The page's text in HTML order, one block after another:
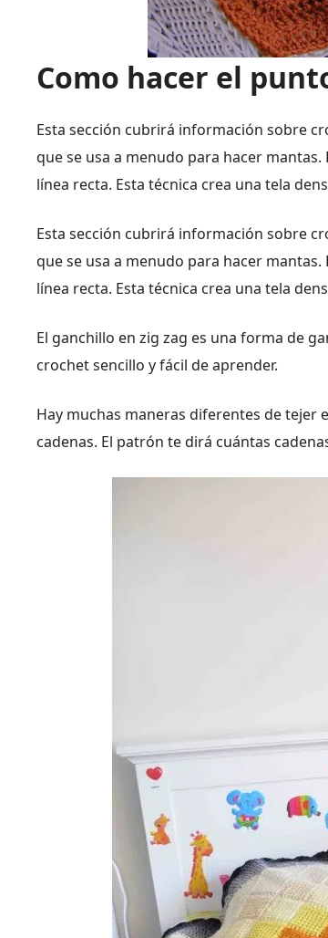
Como hacer el
Esta sección cubrirá información sobre
que se usa a menudo para hacer
línea recta. Esta técnica crea una tela
Esta sección cubrirá información sobre
que se usa a menudo para hacer
línea recta. Esta técnica crea una tela
El ganchillo en zig zag es una forma de
crochet sencillo y fácil de aprender.
Hay muchas maneras diferentes de tejer
cadenas. El patrón te dirá cuántas